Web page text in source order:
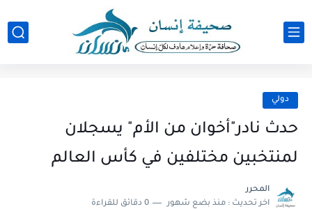
دولي
حدث نادر"أخوان من الأم" يسجلان
لمنتخبين مختلفين في كأس العالم
المحرر
اخر تحديث : منذ بضع شهور 0 دقائق للقراءة